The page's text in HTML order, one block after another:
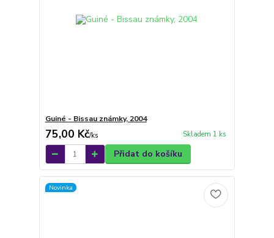
Guiné - Bissau známky, 2004
75,00 Kč/ks Skladem 1 ks
Přidat do košíku
Novinka